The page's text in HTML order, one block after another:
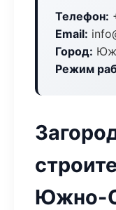
Телефон:
Email:
Город:
Режим
Южно-